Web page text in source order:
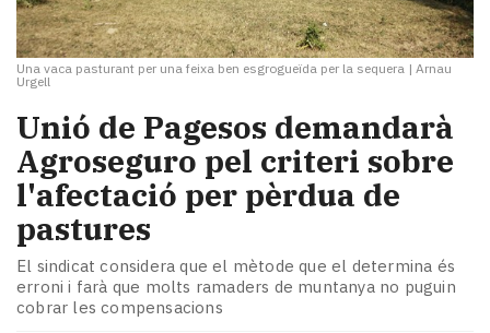
Una vaca pasturant per una feixa ben esgrogueïda per la sequera | Arnau
Urgell
Unió de Pagesos demandarà
Agroseguro pel criteri sobre
l'afectació per pèrdua de
pastures
El sindicat considera que el mètode que el determina és
erroni i farà que molts ramaders de muntanya no puguin
cobrar les compensacions